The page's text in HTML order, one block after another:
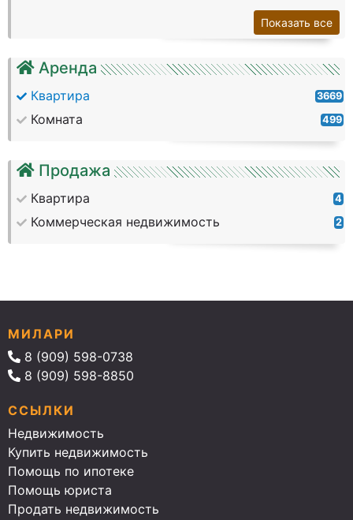
Аренда
Квартира 3669
Комната 499
Продажа
Квартира 4
Коммерческая недвижимость 2
Показать все
МИЛАРИ
8 (909) 598-0738
8 (909) 598-8850
ССЫЛКИ
Недвижимость
Купить недвижимость
Помощь по ипотеке
Помощь юриста
Продать недвижимость